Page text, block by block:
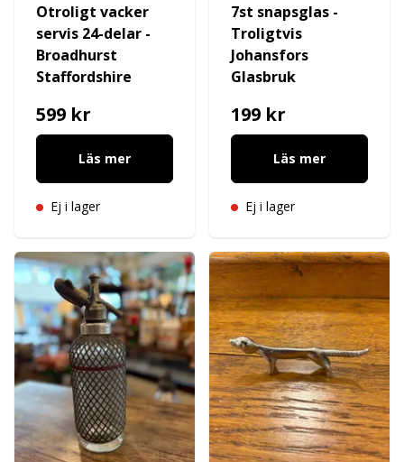
Otroligt vacker
servis 24-delar -
Broadhurst
Staffordshire
599 kr
Läs mer
Ej i lager
7st snapsglas -
Troligtvis
Johansfors
Glasbruk
199 kr
Läs mer
Ej i lager